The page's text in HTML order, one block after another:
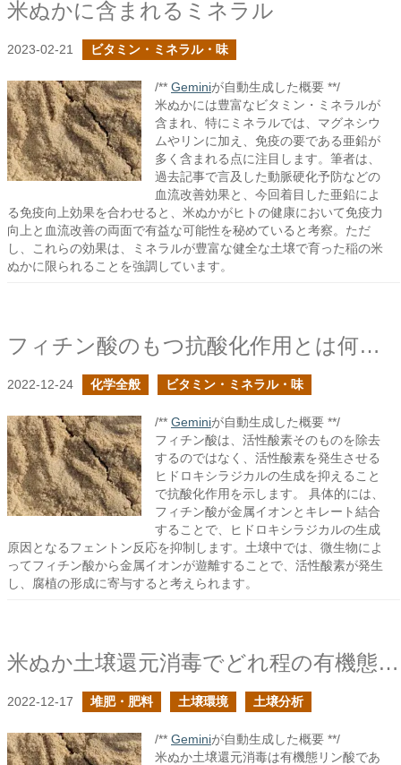
米ぬかに含まれるミネラル
2023-02-21 ビタミン・ミネラル・味
/** Geminiが自動生成した概要 **/
米ぬかには豊富なビタミン・ミネラルが
含まれ、特にミネラルでは、マグネシウ
ムやリンに加え、免疫の要である亜鉛が
多く含まれる点に注目します。筆者は、
過去記事で言及した動脈硬化予防などの
血流改善効果と、今回着目した亜鉛によ
る免疫向上効果を合わせると、米ぬかがヒトの健康において免疫力
向上と血流改善の両面で有益な可能性を秘めていると考察。ただ
し、これらの効果は、ミネラルが豊富な健全な土壌で育った稲の米
ぬかに限られることを強調しています。
フィチン酸のもつ抗酸化作用とは何か？
2022-12-24 化学全般 ビタミン・ミネラル・味
/** Geminiが自動生成した概要 **/
フィチン酸は、活性酸素そのものを除去
するのではなく、活性酸素を発生させる
ヒドロキシラジカルの生成を抑えること
で抗酸化作用を示します。 具体的には、
フィチン酸が金属イオンとキレート結合
することで、ヒドロキシラジカルの生成
原因となるフェントン反応を抑制します。土壌中では、微生物によ
ってフィチン酸から金属イオンが遊離することで、活性酸素が発生
し、腐植の形成に寄与すると考えられます。
米ぬか土壌還元消毒でどれ程の有機態リン酸が投入されるか？
2022-12-17 堆肥・肥料 土壌環境 土壌分析
/** Geminiが自動生成した概要 **/
米ぬか土壌還元消毒は有機態リン酸であ